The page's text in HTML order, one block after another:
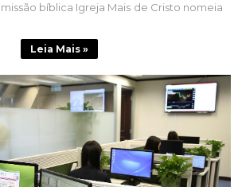
bíblica Igreja Mais de Cristo nomeia
Leia Mais »